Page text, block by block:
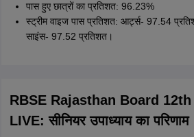
पास हुए छात्रों का प्रतिशत: 96.23%
स्ट्रीम वाइज पास प्रतिशत: आर्ट्स- 97.54
साइंस- 97.52 प्रतिशत।
RBSE Rajasthan Board
LIVE: सीनियर उपाध्याय का परिणाम